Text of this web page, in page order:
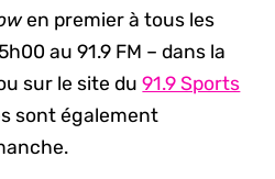
en premier à tous les
au 91.9 FM – dans la
sur le site du91.9 Sports
sont également